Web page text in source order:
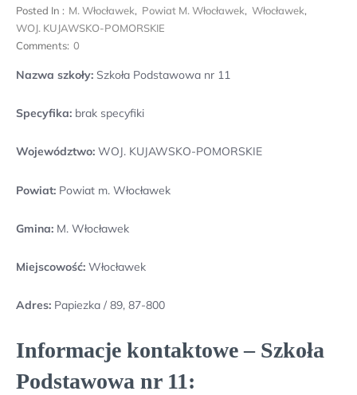
Posted In : M. Włocławek, Powiat M. Włocławek, Włocławek,
WOJ. KUJAWSKO-POMORSKIE
Comments: 0
Nazwa szkoły: Szkoła Podstawowa nr 11
Specyfika: brak specyfiki
Województwo: WOJ. KUJAWSKO-POMORSKIE
Powiat: Powiat m. Włocławek
Gmina: M. Włocławek
Miejscowość: Włocławek
Adres: Papiezka / 89, 87-800
Informacje kontaktowe – Szkoła
Podstawowa nr 11: